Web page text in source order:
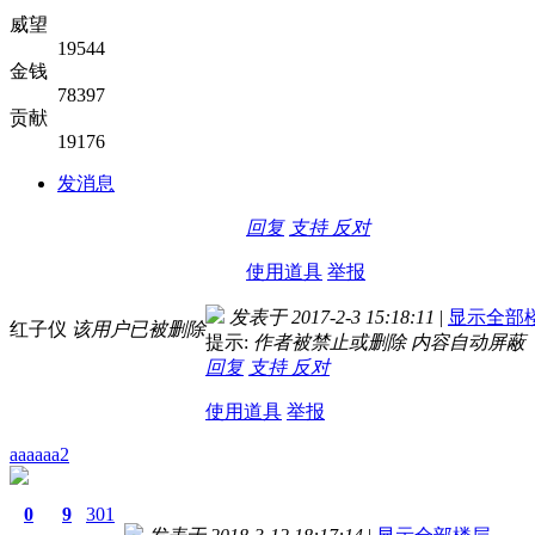
威望
19544
金钱
78397
贡献
19176
发消息
回复 支持 反对
使用道具 举报
红子仪 该用户已被删除
发表于 2017-2-3 15:18:11 | 显示全部
提示: 作者被禁止或删除 内容自动屏蔽
回复 支持 反对
使用道具 举报
aaaaaa2
0 9
301